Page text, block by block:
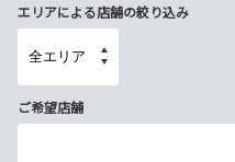
エリアによる店舗の絞り込み
ご希望店舗